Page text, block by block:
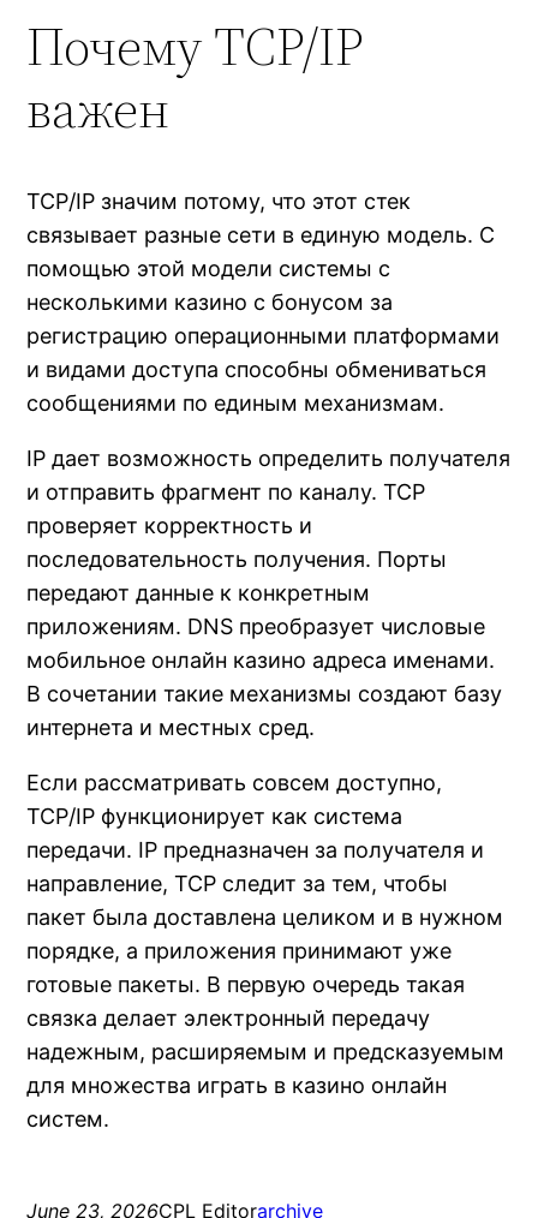
Почему TCP/IP
важен
TCP/IP значим потому, что этот стек
связывает разные сети в единую модель. С
помощью этой модели системы с
несколькими казино с бонусом за
регистрацию операционными платформами
и видами доступа способны обмениваться
сообщениями по единым механизмам.
IP дает возможность определить получателя
и отправить фрагмент по каналу. TCP
проверяет корректность и
последовательность получения. Порты
передают данные к конкретным
приложениям. DNS преобразует числовые
мобильное онлайн казино адреса именами.
В сочетании такие механизмы создают базу
интернета и местных сред.
Если рассматривать совсем доступно,
TCP/IP функционирует как система
передачи. IP предназначен за получателя и
направление, TCP следит за тем, чтобы
пакет была доставлена целиком и в нужном
порядке, а приложения принимают уже
готовые пакеты. В первую очередь такая
связка делает электронный передачу
надежным, расширяемым и предсказуемым
для множества играть в казино онлайн
систем.
June 23, 2026CPL Editorarchive